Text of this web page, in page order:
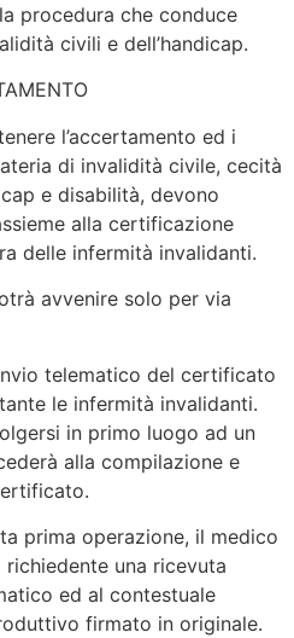
procedura che conduce
civili e dell’handicap.
l’accertamento ed i
di invalidità civile, cecità
e disabilità, devono
alla certificazione
delle infermità invalidanti.
avvenire solo per via
telematico del certificato
le infermità invalidanti.
in primo luogo ad un
alla compilazione e
prima operazione, il medico
una ricevuta
ed al contestuale
firmato in originale.